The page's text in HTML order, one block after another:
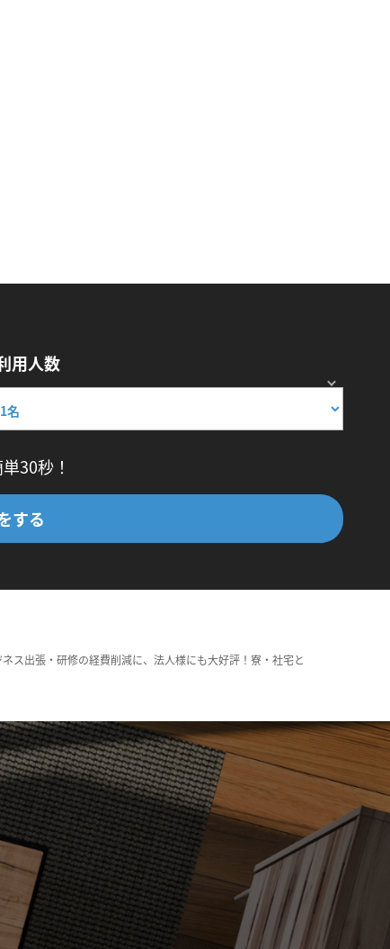
用人数
30秒！
する
ス出張・研修の経費削減に、法人様にも大好評！寮・社宅と